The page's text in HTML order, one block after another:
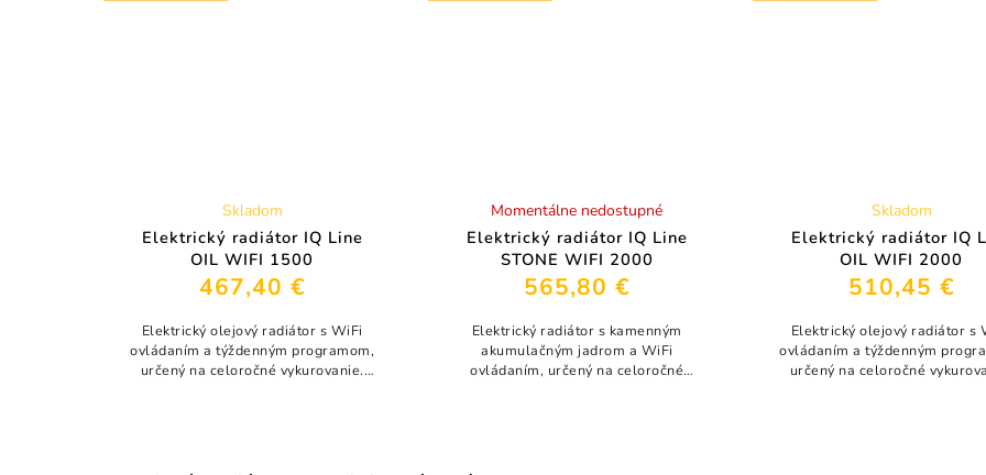
Elektrický radiátor IQ Line
OIL WIFI 1500
Skladom
467,40 €
Elektrický olejový radiátor s WiFi
ovládaním a týždenným programom,
určený na celoročné vykurovanie.
Elektrický radiátor IQ Line
STONE WIFI 2000
Momentálne nedostupné
565,80 €
Elektrický radiátor s kamenným
akumulačným jadrom a WiFi
ovládaním, určený na celoročné
Elektrický radiátor IQ
OIL WIFI 2000
Skladom
510,45 €
Elektrický olejový radiátor s
ovládaním a týždenným
určený na celoročné